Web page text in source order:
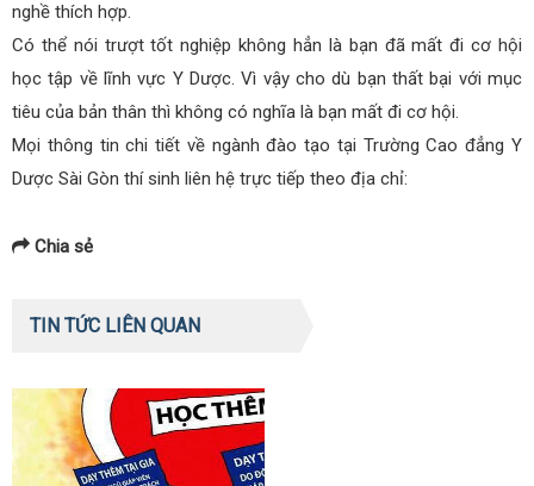
nghề thích hợp.
Có thể nói trượt tốt nghiệp không hẳn là bạn đã mất đi cơ hội
học tập về lĩnh vực Y Dược. Vì vậy cho dù bạn thất bại với mục
tiêu của bản thân thì không có nghĩa là bạn mất đi cơ hội.
Mọi thông tin chi tiết về ngành đào tạo tại Trường Cao đẳng Y
Dược Sài Gòn thí sinh liên hệ trực tiếp theo địa chỉ:
Chia sẻ
TIN TỨC LIÊN QUAN